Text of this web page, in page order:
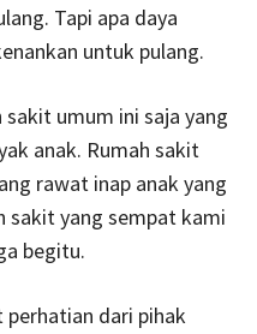
Tapi apa daya
untuk pulang.
sakit umum ini saja yang
anak. Rumah sakit
rawat inap anak yang
sakit yang sempat kami
begitu.
dari pihak